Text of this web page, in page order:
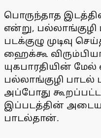
பொருந்தாத
என்று, பல்லாங்குழி
படக்குழு முடிவு
ஹைக்கூ
யுகபாரதியின்
பல்லாங்குழி
அப்போது
இப்படத்தின்
பாடல்தான்.